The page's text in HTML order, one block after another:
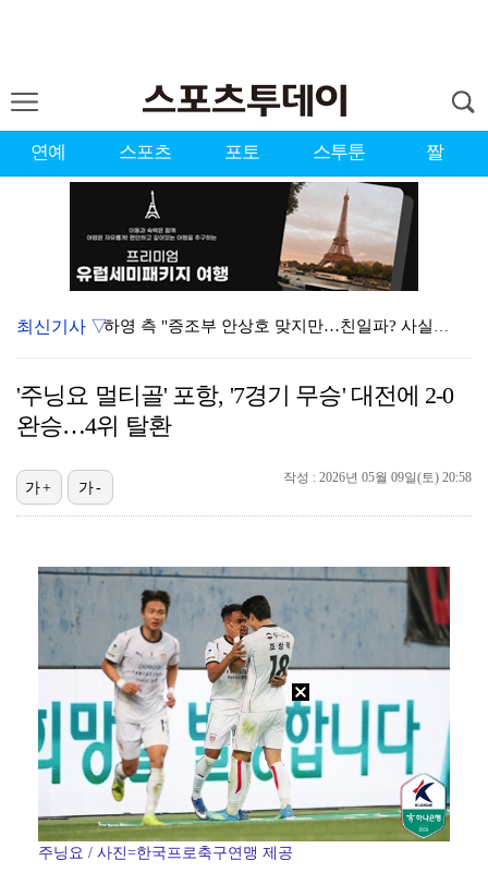
연예 스포츠 포토 스투툰 짤
하영 측 "증조부 안상호 맞지만…친일파? 사실무근" […
"블랙핑크 데뷔 10주년 행사로 국중박 입장 통제"…문…
'선업튀' 서혜원, 결혼 4개월 만에 임신 경사 "행복…
고영욱, 도 넘은 저격 논란…이번엔 박하선에 "감당 안…
권영찬, 김수현 관련 허위사실 유포 혐의로 검찰行
'친일 의혹' 하영 증조부 안상호, 고종 독살 의혹까지…
최신기사 ▽
'주닝요 멀티골' 포항, '7경기 무승' 대전에 2-0
완승…4위 탈환
작성 : 2026년 05월 09일(토) 20:58
가+ 가-
주닝요 / 사진=한국프로축구연맹 제공